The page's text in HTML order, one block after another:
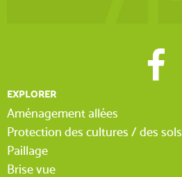
EXPLORER
Aménagement allées
Protection des cultures / des sols
Paillage
Brise vue